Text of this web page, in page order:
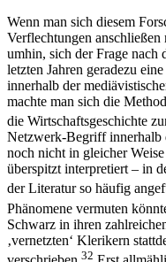
Wenn man sich diesem
Verflechtungen
umhin, sich der Frage nach
letzten Jahren geradezu
innerhalb der
machte man sich die
die Wirtschaftsgeschichte
Netzwerk-Begriff innerhalb
noch nicht in gleicher
überspitzt interpretiert – in
der Literatur so häufig
Phänomene vermuten
Schwarz in ihren
‚vernetzten‘ Klerikern
32